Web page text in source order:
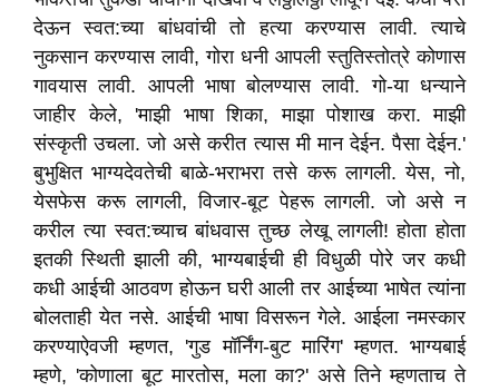
देऊन स्वत:च्या बांधवांची तो हत्या करण्यास लावी. त्याचे
नुकसान करण्यास लावी,गोरा धनी आपली स्तुतिस्तोत्रे कोणास
गावयास लावी. आपली भाषा बोलण्यास लावी. गो-या धन्याने
जाहीर केले, 'माझी भाषा शिका,माझा पोशाख करा. माझी
संस्कृती उचला. जो असे करीत त्यास मी मान देईन. पैसा देईन.'
बुभुक्षित भाग्यदेवतेची बाळे-भराभरा तसे करू लागली. येस,नो,
येसफेस करू लागली,विजार-बूट पेहरू लागली. जो असे न
करील त्या स्वत:च्याच बांधवास तुच्छ लेखू लागली! होता होता
इतकी स्थिती झाली की, भाग्यबाईची ही विधुळी पोरे जर कधी
कधी आईची आठवण होऊन घरी आली तर आईच्या भाषेत त्यांना
बोलताही येत नसे. आईची भाषा विसरून गेले. आईला नमस्कार
करण्याऐवजी म्हणत, 'गुड मॉर्निंग-बुट मारिंग'म्हणत. भाग्यबाई
म्हणे, 'कोणाला बूट मारतोस,मला का?' असे तिने म्हणताच ते